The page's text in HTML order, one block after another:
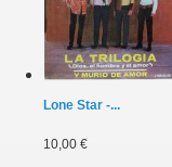
Lone Star -...
10,00 €